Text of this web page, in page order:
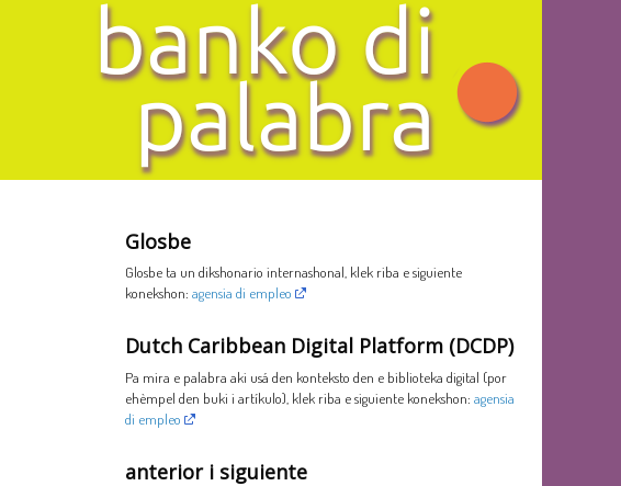
Glosbe
Glosbe ta un dikshonario internashonal, klek riba e siguiente
konekshon: agensia di empleo
Dutch Caribbean Digital Platform (DCDP)
Pa mira e palabra aki usá den konteksto den e biblioteka digital (por
ehèmpel den buki i artíkulo), klek riba e siguiente konekshon: agensia
di empleo
anterior i siguiente